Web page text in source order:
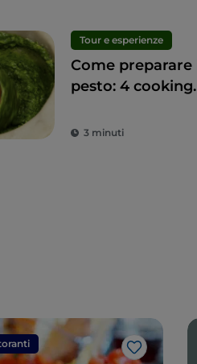
Tour e esperienze
Come preparare
pesto: 4 cooking
Liguria
3 minuti
Like